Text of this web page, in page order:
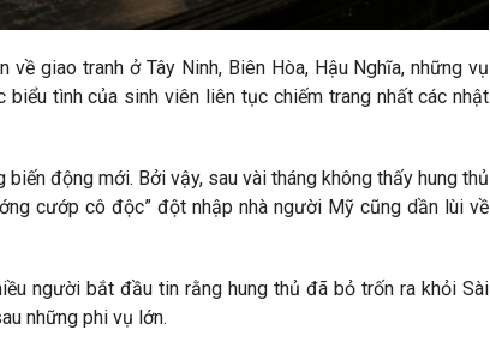
giao tranh ở Tây Ninh, Biên Hòa, Hậu Nghĩa, những vụ
biểu tình của sinh viên liên tục chiếm trang nhất các nhật
động mới. Bởi vậy, sau vài tháng không thấy hung thủ
cướp cô độc” đột nhập nhà người Mỹ cũng dần lùi về
người bắt đầu tin rằng hung thủ đã bỏ trốn ra khỏi Sài
những phi vụ lớn.